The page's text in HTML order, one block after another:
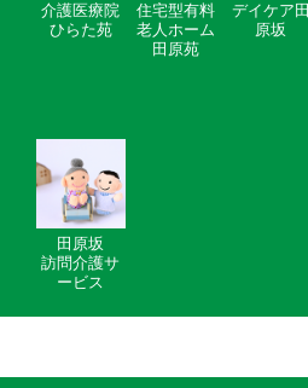
介護医療院
ひらた苑
住宅型有料
老人ホーム
田原苑
デイケア田
原坂
田原坂
訪問介護サ
ービス